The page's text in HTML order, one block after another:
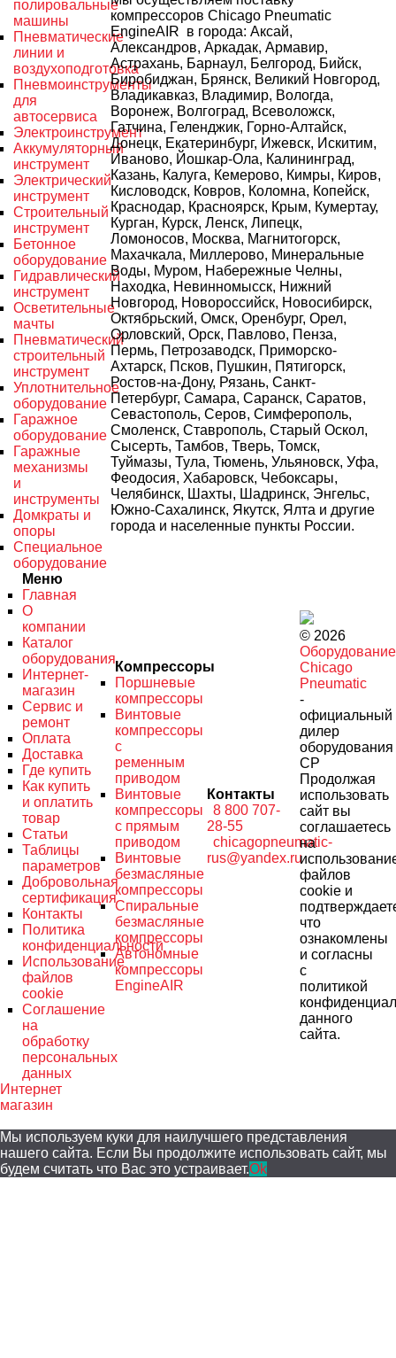
полировальные
машины
Пневматические
линии и
воздухоподготовка
Пневмоинструменты
для
автосервиса
Электроинструмент
Аккумуляторный
инструмент
Электрический
инструмент
Строительный
инструмент
Бетонное
оборудование
Гидравлический
инструмент
Осветительные
мачты
Пневматический
строительный
инструмент
Уплотнительное
оборудование
Гаражное
оборудование
Гаражные
механизмы
и
инструменты
Домкраты и
опоры
Специальное
оборудование
компрессоров Chicago Pneumatic
EngineAIR в города: Аксай,
Александров, Аркадак, Армавир,
Астрахань, Барнаул, Белгород, Бийск,
Биробиджан, Брянск, Великий Новгород,
Владикавказ, Владимир, Вологда,
Воронеж, Волгоград, Всеволожск,
Гатчина, Геленджик, Горно-Алтайск,
Донецк, Екатеринбург, Ижевск, Искитим,
Иваново, Йошкар-Ола, Калининград,
Казань, Калуга, Кемерово, Кимры, Киров,
Кисловодск, Ковров, Коломна, Копейск,
Краснодар, Красноярск, Крым, Кумертау,
Курган, Курск, Ленск, Липецк,
Ломоносов, Москва, Магнитогорск,
Махачкала, Миллерово, Минеральные
Воды, Муром, Набережные Челны,
Находка, Невинномысск, Нижний
Новгород, Новороссийск, Новосибирск,
Октябрьский, Омск, Оренбург, Орел,
Орловский, Орск, Павлово, Пенза,
Пермь, Петрозаводск, Приморско-
Ахтарск, Псков, Пушкин, Пятигорск,
Ростов-на-Дону, Рязань, Санкт-
Петербург, Самара, Саранск, Саратов,
Севастополь, Серов, Симферополь,
Смоленск, Ставрополь, Старый Оскол,
Сысерть, Тамбов, Тверь, Томск,
Туймазы, Тула, Тюмень, Ульяновск, Уфа,
Феодосия, Хабаровск, Чебоксары,
Челябинск, Шахты, Шадринск, Энгельс,
Южно-Сахалинск, Якутск, Ялта и другие
города и населенные пункты России.
Меню
Главная
О
компании
Каталог
оборудования
Интернет-
магазин
Сервис и
ремонт
Оплата
Доставка
Где купить
Как купить
и оплатить
товар
Статьи
Таблицы
параметров
Добровольная
сертификация
Контакты
Политика
конфиденциальности
Использование
файлов
cookie
Соглашение
на
обработку
персональных
данных
Компрессоры
Поршневые
компрессоры
Винтовые
компрессоры
с
ременным
приводом
Винтовые
компрессоры
с прямым
приводом
Винтовые
безмасляные
компрессоры
Спиральные
безмасляные
компрессоры
Автономные
компрессоры
EngineAIR
Контакты
8 800 707-
28-55
chicagopneumatic-
rus@yandex.ru
© 2026
Оборудование
Chicago
Pneumatic
-
официальный
дилер
оборудования
CP
Продолжая
использовать
сайт вы
соглашаетесь
на
файлов
cookie и
что
ознакомлены
и согласны
с
политикой
данного
сайта.
Интернет
магазин
Мы используем куки для наилучшего представления
нашего сайта. Если Вы продолжите использовать сайт, мы
будем считать что Вас это устраивает.Ok